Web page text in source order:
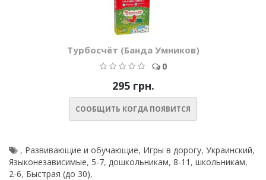
Турбосчёт (Банда Умников)
0
295 грн.
СООБЩИТЬ КОГДА ПОЯВИТСЯ
, Развивающие и обучающие, Игры в дорогу, Украинский,
Языконезависимые, 5-7, дошкольникам, 8-11 , школьникам,
2-6, Быстрая (до 30),